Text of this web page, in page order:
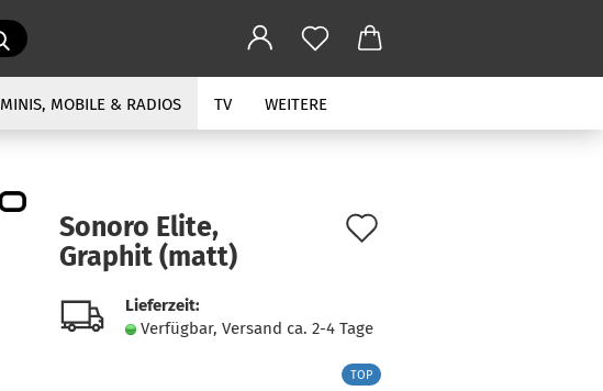
Suche...
MINIS, MOBILE & RADIOS TV WEITERE
Sonoro Elite,
Graphit (matt)
Lieferzeit:
Verfügbar, Versand ca. 2-4 Tage
TOP